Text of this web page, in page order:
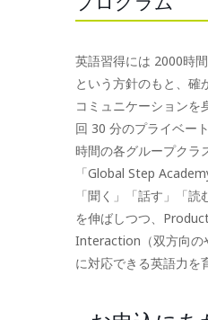
英語習得には 2000時
という方針のもと、確
コミュニケーションを
回 30 分のプライベー
時間の各グループクラ
「Global Step
「聞く」「話す」「
を伸ばしつつ、
Interaction（双方向の
に対応できる英語力を